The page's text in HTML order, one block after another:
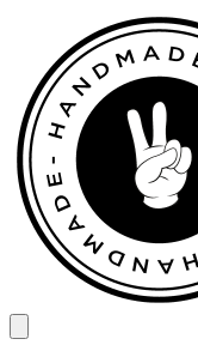
indhold